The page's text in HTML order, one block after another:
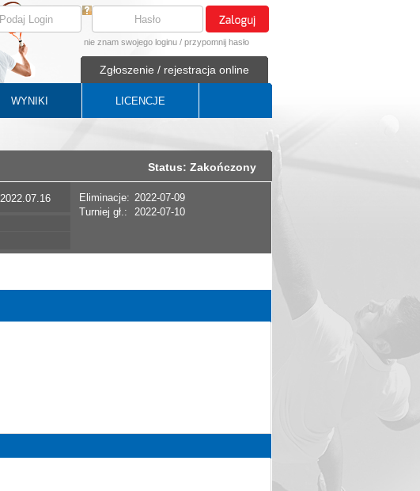
nie znam swojego loginu / przypomnij hasło
Zgłoszenie / rejestracja online
WYNIKI LICENCJE
Status: Zakończony
Eliminacje: 2022-07-09
Turniej gł.:
2022-07-10